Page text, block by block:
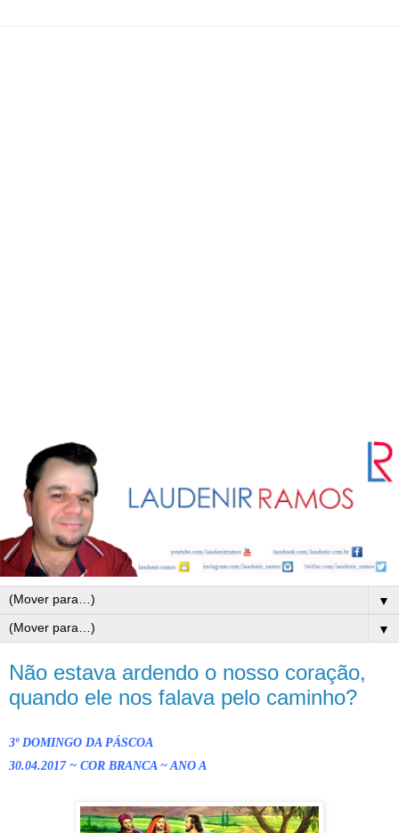
▼
▼
Não estava ardendo o nosso coração,
quando ele nos falava pelo caminho?
3º DOMINGO DA PÁSCOA
30.04.2017 ~ COR BRANCA ~ ANO A